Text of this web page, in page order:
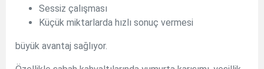
Sessiz çalışması
Küçük miktarlarda hızlı sonuç vermesi
büyük avantaj sağlıyor.